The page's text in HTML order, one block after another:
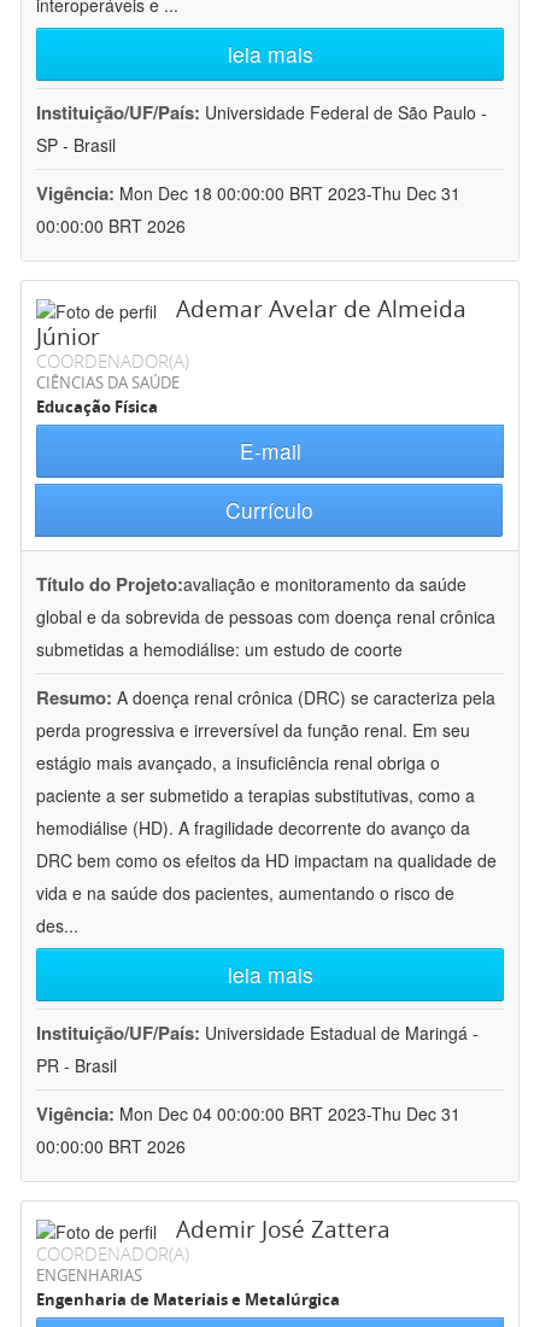
interoperáveis e ...
leia mais
Instituição/UF/País: Universidade Federal de São Paulo -
SP - Brasil
Vigência: Mon Dec 18 00:00:00 BRT 2023-Thu Dec 31
00:00:00 BRT 2026
Ademar Avelar de Almeida
Júnior
COORDENADOR(A)
CIÊNCIAS DA SAÚDE
Educação Física
E-mail
Currículo
Título do Projeto:avaliação e monitoramento da saúde
global e da sobrevida de pessoas com doença renal crônica
submetidas a hemodiálise: um estudo de coorte
Resumo: A doença renal crônica (DRC) se caracteriza pela
perda progressiva e irreversível da função renal. Em seu
estágio mais avançado, a insuficiência renal obriga o
paciente a ser submetido a terapias substitutivas, como a
hemodiálise (HD). A fragilidade decorrente do avanço da
DRC bem como os efeitos da HD impactam na qualidade de
vida e na saúde dos pacientes, aumentando o risco de
des...
leia mais
Instituição/UF/País: Universidade Estadual de Maringá -
PR - Brasil
Vigência: Mon Dec 04 00:00:00 BRT 2023-Thu Dec 31
00:00:00 BRT 2026
Ademir José Zattera
COORDENADOR(A)
ENGENHARIAS
Engenharia de Materiais e Metalúrgica